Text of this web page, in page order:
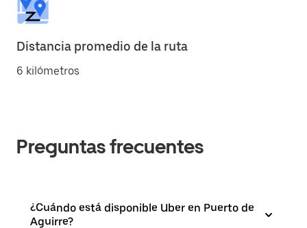
Distancia promedio de la ruta
6 kilómetros
Preguntas frecuentes
¿Cuándo está disponible Uber en Puerto de
Aguirre?